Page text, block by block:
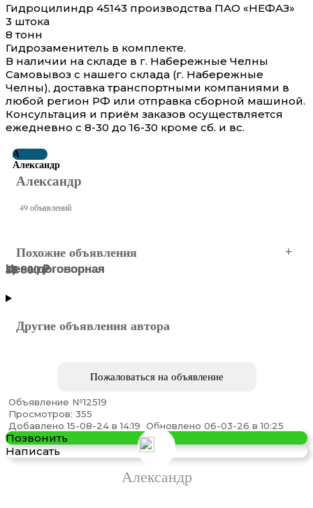
Гидроцилиндр 45143 производства ПАО «НЕФАЗ»
3 штока
8 тонн
Гидрозаменитель в комплекте.
В наличии на складе в г. Набережные Челны
Самовывоз с нашего склада (г. Набережные
Челны), доставка транспортными компаниями в
любой регион РФ или отправка сборной машиной.
Консультация и приём заказов осуществляется
ежедневно с 8-30 до 16-30 кроме сб. и вс.
А
Александр
Александр
49 объявлений
Похожие объявления
Поставка запчастей для тракторов, грузовиков ...
Цена договорная
70 000 ₽
38 000 ₽
35 000 ₽
Цена договорная
41 000 ₽
Другие объявления автора
Пожаловаться на объявление
Объявление №12519
Просмотров: 355
Добавлено 15-08-24 в 14:19 Обновлено 06-03-26 в 10:25
Позвонить
Написать
Александр